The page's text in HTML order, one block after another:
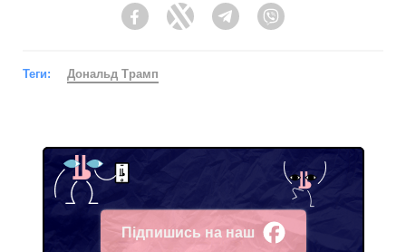
FacebookTwitter Telegram
Теги: Дональд Трамп
Підпишись на наш
Facebook